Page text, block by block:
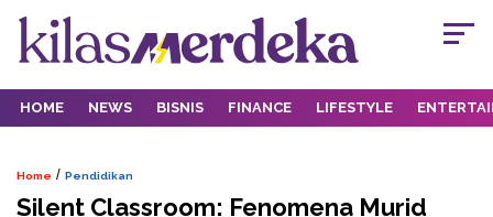
HOME NEWS BISNIS FINANCE LIFESTYLE
Home / Pendidikan
Silent Classroom: Fenomena Murid